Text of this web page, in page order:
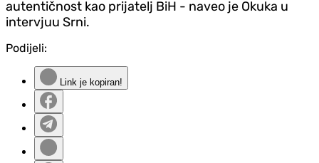
autentičnost kao prijatelj BiH - naveo je Okuka u
intervjuu Srni.
Podijeli:
Link je kopiran!